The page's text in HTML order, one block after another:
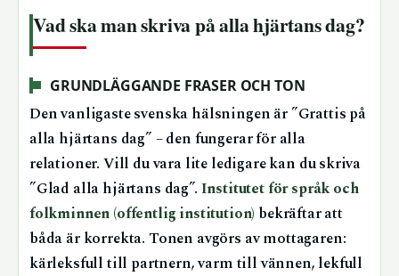
Vad ska man skriva på alla hjärtans dag?
GRUNDLÄGGANDE FRASER OCH TON
Den vanligaste svenska hälsningen är ”Grattis på
alla hjärtans dag” – den fungerar för alla
relationer. Vill du vara lite ledigare kan du skriva
”Glad alla hjärtans dag”. Institutet för språk och
folkminnen (offentlig institution) bekräftar att
båda är korrekta. Tonen avgörs av mottagaren:
kärleksfull till partnern, varm till vännen, lekfull